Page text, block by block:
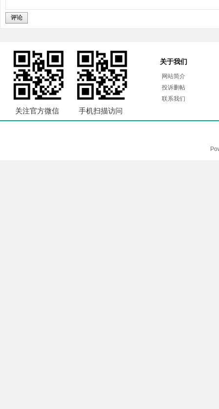
评论
关注官方微信 手机扫描访问
关于我们
网站简介
投诉删帖
联系我们